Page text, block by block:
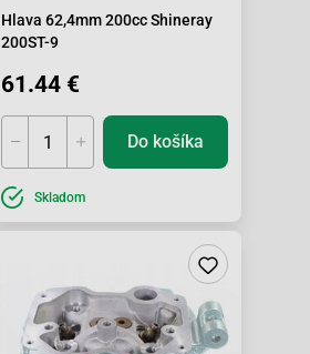
Hlava 62,4mm 200cc Shineray
200ST-9
61.44 €
Do košíka
Skladom